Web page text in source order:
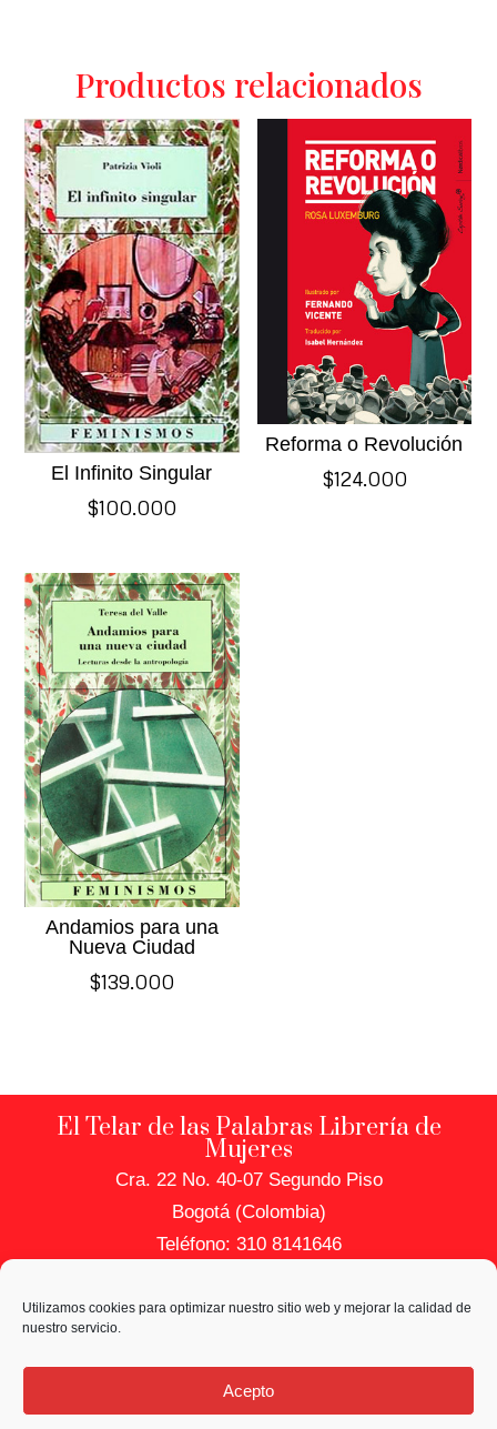
Utilizamos cookies para optimizar nuestro sitio web y mejorar la calidad de
nuestro servicio.
Acepto
Productos relacionados
El Infinito Singular
$100.000
Reforma o Revolución
$124.000
Andamios para una
Nueva Ciudad
$139.000
El Telar de las Palabras Librería de
Mujeres
Cra. 22 No. 40-07 Segundo Piso
Bogotá (Colombia)
Teléfono: 310 8141646
Política de Uso de Datos
Política de Cookies